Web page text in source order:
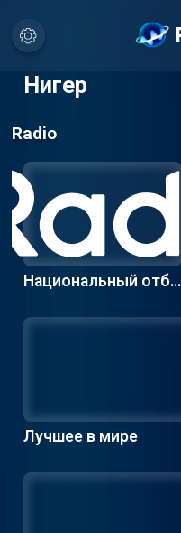
Нигер
Radio
Национальный отбо
Лучшее в мире